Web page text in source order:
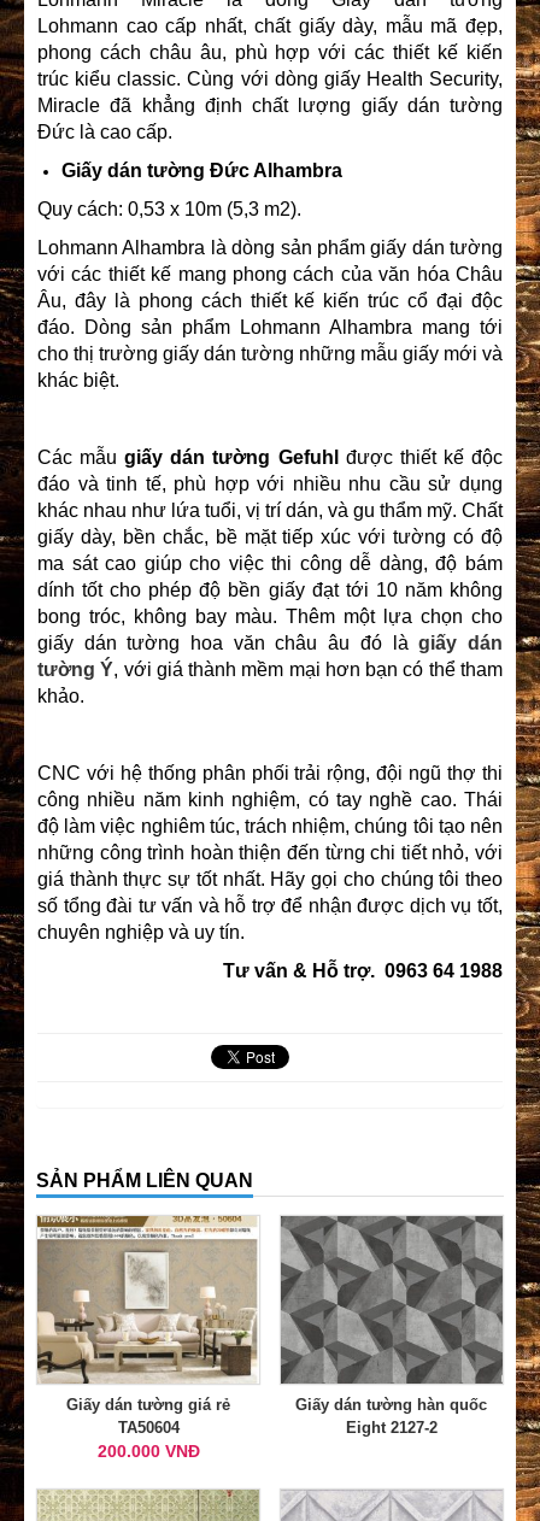
Lohmann cao cấp nhất, chất giấy dày, mẫu mã đẹp,
phong cách châu âu, phù hợp với các thiết kế kiến
trúc kiểu classic. Cùng với dòng giấy Health Security,
Miracle đã khẳng định chất lượng giấy dán tường
Đức là cao cấp.
Giấy dán tường Đức Alhambra
Quy cách: 0,53 x 10m (5,3 m2).
Lohmann Alhambra là dòng sản phẩm giấy dán tường
với các thiết kế mang phong cách của văn hóa Châu
Âu, đây là phong cách thiết kế kiến trúc cổ đại độc
đáo. Dòng sản phẩm Lohmann Alhambra mang tới
cho thị trường giấy dán tường những mẫu giấy mới và
khác biệt.
Các mẫugiấy dán tường Gefuhl
được thiết kế độc
đáo và tinh tế, phù hợp với nhiều nhu cầu sử dụng
khác nhau như lứa tuổi, vị trí dán, và gu thẩm mỹ. Chất
giấy dày, bền chắc, bề mặt tiếp xúc với tường có độ
ma sát cao giúp cho việc thi công dễ dàng, độ bám
dính tốt cho phép độ bền giấy đạt tới 10 năm không
bong tróc, không bay màu. Thêm một lựa chọn cho
giấy dán tường hoa văn châu âu đó làgiấy dán
tường Ý, với giá thành mềm mại hơn bạn có thể tham
khảo.
CNC với hệ thống phân phối trải rộng, đội ngũ thợ thi
công nhiều năm kinh nghiệm, có tay nghề cao. Thái
độ làm việc nghiêm túc, trách nhiệm, chúng tôi tạo nên
những công trình hoàn thiện đến từng chi tiết nhỏ, với
giá thành thực sự tốt nhất. Hãy gọi cho chúng tôi theo
số tổng đài tư vấn và hỗ trợ để nhận được dịch vụ tốt,
chuyên nghiệp và uy tín.
Tư vấn & Hỗ trợ. 0963 64 1988
SẢN PHẨM LIÊN QUAN
Giấy dán tường giá rẻ
TA50604
200.000 VNĐ
Giấy dán tường hàn quốc
Eight 2127-2